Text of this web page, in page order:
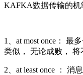
KAFKA数据传输的机
1、at most once： 最
类似， 无论成败， 将
2、at least once ：